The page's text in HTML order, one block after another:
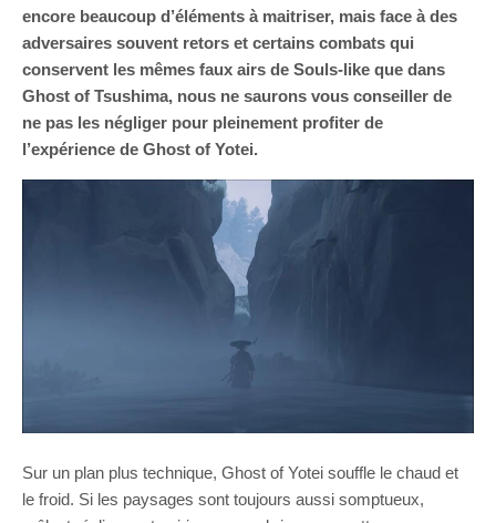
encore beaucoup d’éléments à maitriser, mais face à des
adversaires souvent retors et certains combats qui
conservent les mêmes faux airs de Souls-like que dans
Ghost of Tsushima, nous ne saurons vous conseiller de
ne pas les négliger pour pleinement profiter de
l’expérience de Ghost of Yotei.
Sur un plan plus technique, Ghost of Yotei souffle le chaud et
le froid. Si les paysages sont toujours aussi somptueux,